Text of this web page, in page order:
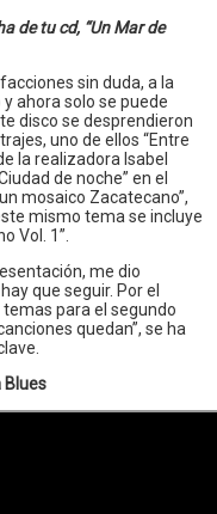
de tu cd, “Un Mar de
sin duda, a la
ahora solo se puede
disco se desprendieron
uno de ellos “Entre
la realizadora Isabel
de noche” en el
mosaico Zacatecano”,
mismo tema se incluye
Vol. 1”.
me dio
que seguir. Por el
para el segundo
quedan”, se ha
Blues